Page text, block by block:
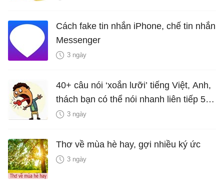
Cách fake tin nhắn iPhone, chế tin nhắn
Messenger
3 ngày
40+ câu nói ‘xoắn lưỡi’ tiếng Việt, Anh,
thách bạn có thể nói nhanh liên tiếp 5
lần mà vẫn trôi chảy
3 ngày
Thơ về mùa hè hay, gợi nhiều ký ức
3 ngày